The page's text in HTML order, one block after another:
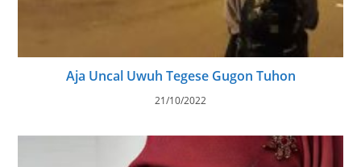
Aja Uncal Uwuh Tegese Gugon Tuhon
21/10/2022